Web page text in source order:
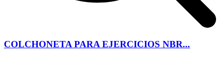
COLCHONETA PARA EJERCICIOS NBR...